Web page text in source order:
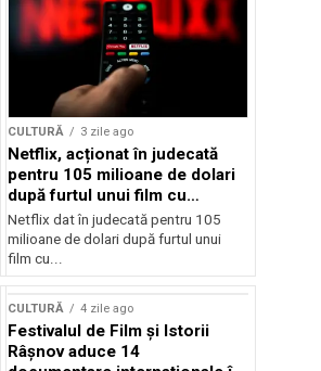
CULTURĂ 3 zile ago
Netflix, acționat în judecată
pentru 105 milioane de dolari
după furtul unui film cu
Nicolas Cage
Netflix dat în judecată pentru 105
milioane de dolari după furtul unui
film cu...
CULTURĂ 4 zile ago
Festivalul de Film şi Istorii
Râşnov aduce 14